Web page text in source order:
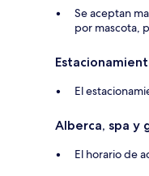
Se aceptan
por mascota,
El
Alberca, spa y
El horario de